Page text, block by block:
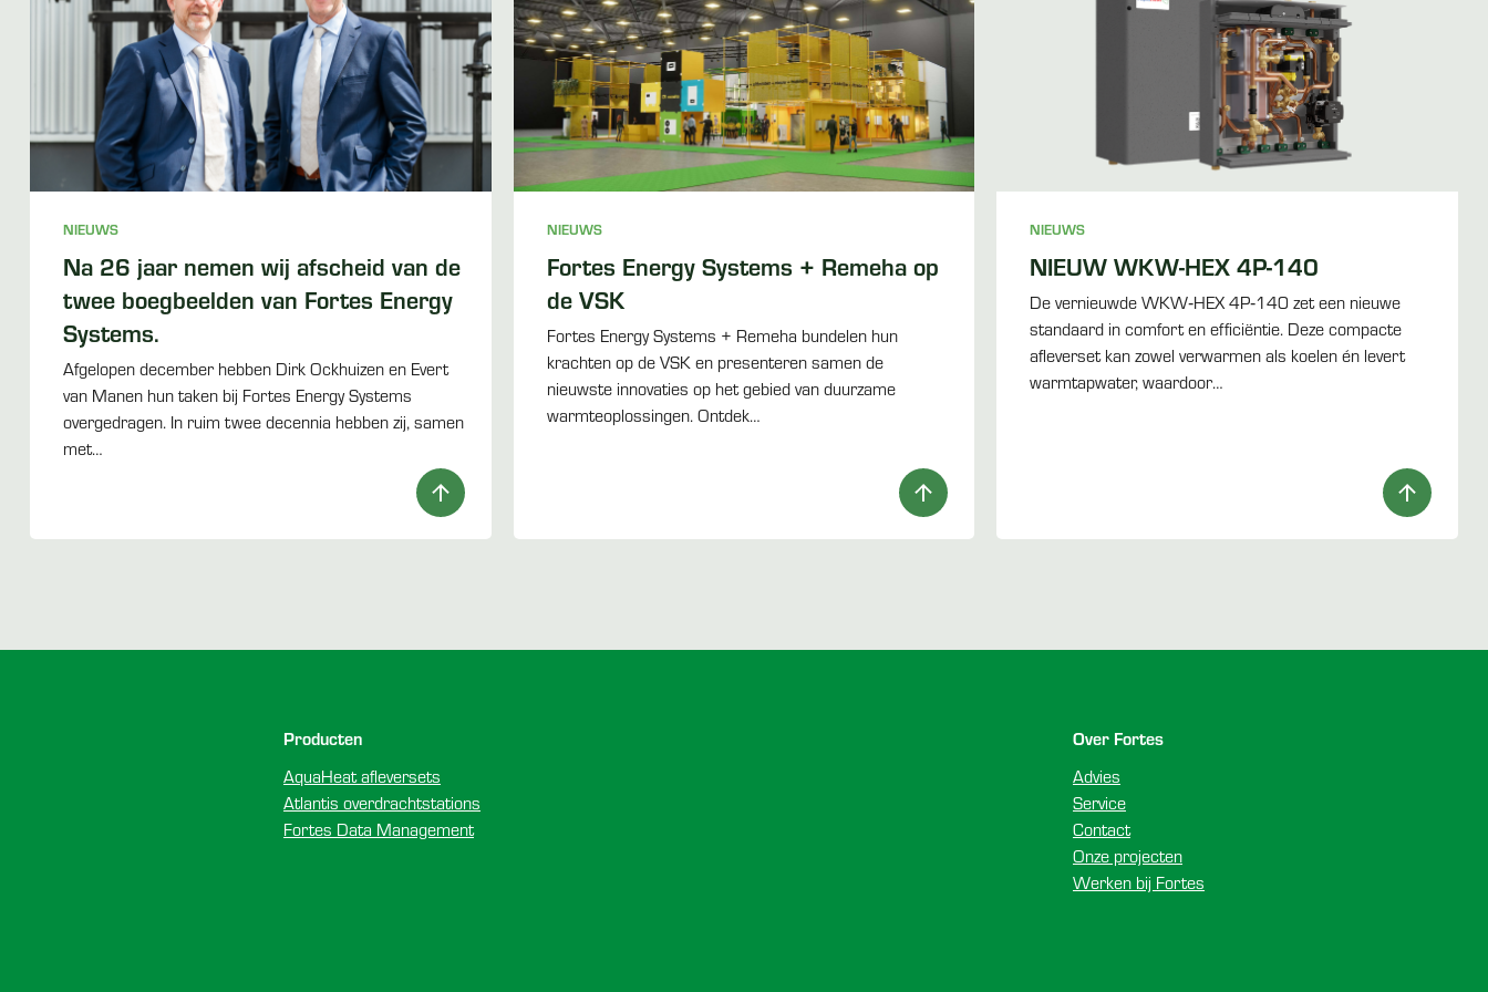
NIEUWS
Na 26 jaar nemen wij afscheid van de
twee boegbeelden van Fortes Energy
Systems.
Afgelopen december hebben Dirk Ockhuizen en Evert
van Manen hun taken bij Fortes Energy Systems
overgedragen. In ruim twee decennia hebben zij, samen
met…
NIEUWS
Fortes Energy Systems + Remeha op
de VSK
Fortes Energy Systems + Remeha bundelen hun
krachten op de VSK en presenteren samen de
nieuwste innovaties op het gebied van duurzame
warmteoplossingen. Ontdek…
NIEUWS
NIEUW WKW-HEX 4P-140
De vernieuwde WKW‑HEX 4P‑140 zet een nieuwe
standaard in comfort en efficiëntie. Deze compacte
afleverset kan zowel verwarmen als koelen én levert
warmtapwater, waardoor…
Producten
AquaHeat afleversets
Atlantis overdrachtstations
Fortes Data Management
Over Fortes
Advies
Service
Contact
Onze projecten
Werken bij Fortes